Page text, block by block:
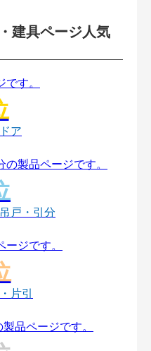
建具ページ人気
ア
戸・引分
片引